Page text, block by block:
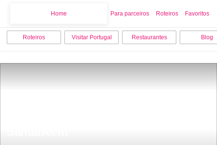
Home Para parceiros Roteiros Favoritos
Roteiros Visitar Portugal Restaurantes Blog